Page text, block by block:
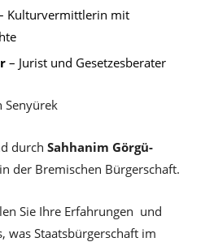
Kulturvermittlerin mit
– Jurist und Gesetzesberater
durch Sahhanim Görgü-
der Bremischen Bürgerschaft.
Sie Ihre Erfahrungen und
was Staatsbürgerschaft im